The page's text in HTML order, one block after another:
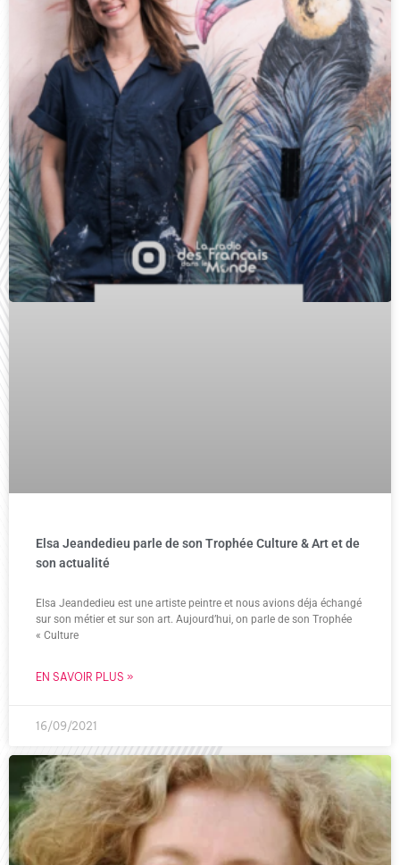
Elsa Jeandedieu parle de son Trophée Culture & Art et de
son actualité
Elsa Jeandedieu est une artiste peintre et nous avions déja échangé
sur son métier et sur son art. Aujourd’hui, on parle de son Trophée
« Culture
EN SAVOIR PLUS »
16/09/2021